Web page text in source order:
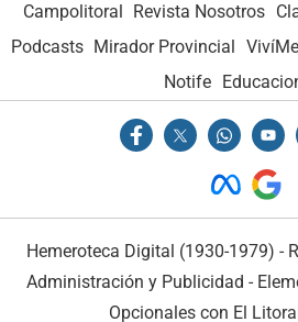
Campolitoral Revista Nosotros
Podcasts Mirador Provincial
Notife
Hemeroteca Digital (1930-1979) -
Administración y Publicidad -
Opcionales con El